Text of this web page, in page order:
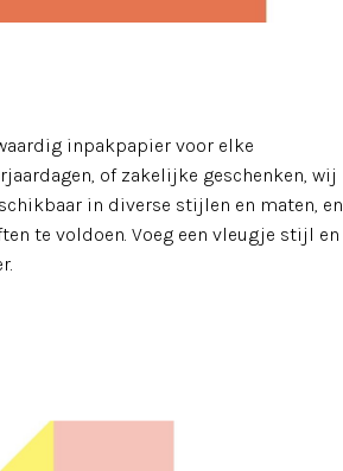
inpakpapier voor elke
of zakelijke geschenken, wij
in diverse stijlen en maten, en
te voldoen. Voeg een vleugje stijl en